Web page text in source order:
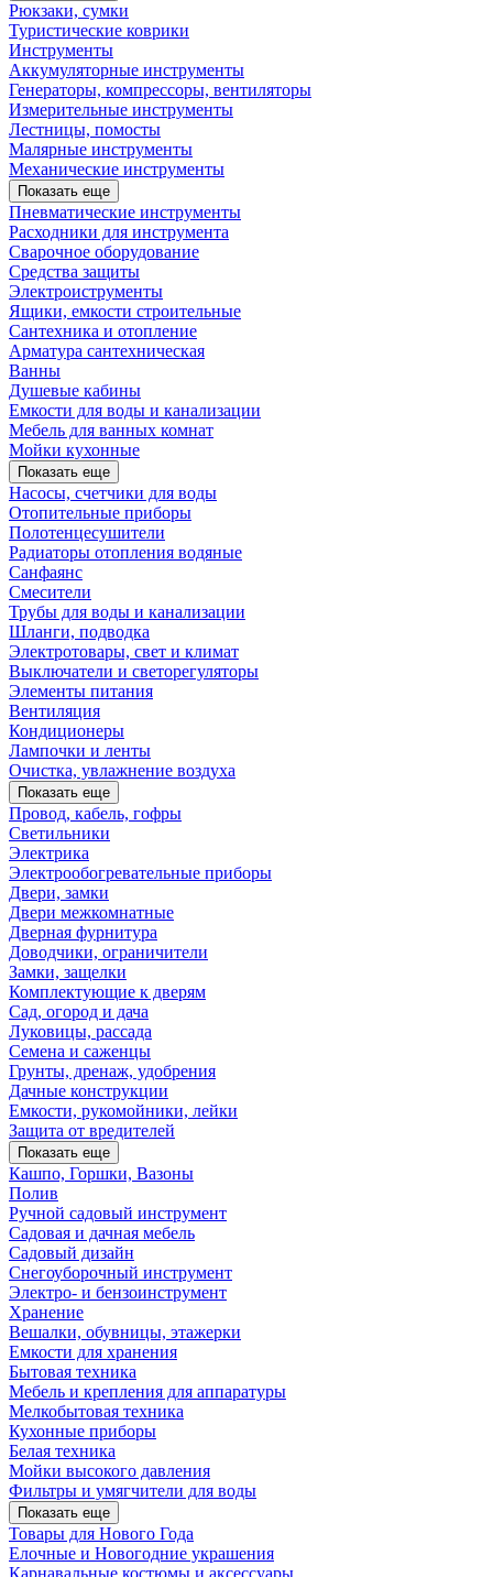
Рюкзаки, сумки
Туристические коврики
Инструменты
Аккумуляторные инструменты
Генераторы, компрессоры, вентиляторы
Измерительные инструменты
Лестницы, помосты
Малярные инструменты
Механические инструменты
Показать еще
Пневматические инструменты
Расходники для инструмента
Сварочное оборудование
Средства защиты
Электроиструменты
Ящики, емкости строительные
Сантехника и отопление
Арматура сантехническая
Ванны
Душевые кабины
Емкости для воды и канализации
Мебель для ванных комнат
Мойки кухонные
Показать еще
Насосы, счетчики для воды
Отопительные приборы
Полотенцесушители
Радиаторы отопления водяные
Санфаянс
Смесители
Трубы для воды и канализации
Шланги, подводка
Электротовары, свет и климат
Выключатели и светорегуляторы
Элементы питания
Вентиляция
Кондиционеры
Лампочки и ленты
Очистка, увлажнение воздуха
Показать еще
Провод, кабель, гофры
Светильники
Электрика
Электрообогревательные приборы
Двери, замки
Двери межкомнатные
Дверная фурнитура
Доводчики, ограничители
Замки, защелки
Комплектующие к дверям
Сад, огород и дача
Луковицы, рассада
Семена и саженцы
Грунты, дренаж, удобрения
Дачные конструкции
Емкости, рукомойники, лейки
Защита от вредителей
Показать еще
Кашпо, Горшки, Вазоны
Полив
Ручной садовый инструмент
Садовая и дачная мебель
Садовый дизайн
Снегоуборочный инструмент
Электро- и бензоинструмент
Хранение
Вешалки, обувницы, этажерки
Емкости для хранения
Бытовая техника
Мебель и крепления для аппаратуры
Мелкобытовая техника
Кухонные приборы
Белая техника
Мойки высокого давления
Фильтры и умягчители для воды
Показать еще
Товары для Нового Года
Елочные и Новогодние украшения
Карнавальные костюмы и аксессуары